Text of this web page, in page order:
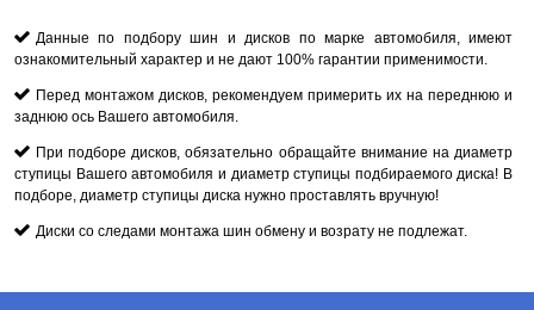
Данные по подбору шин и дисков по марке автомобиля, имеют
ознакомительный характер и не дают 100% гарантии применимости.
Перед монтажом дисков, рекомендуем примерить их на переднюю и
заднюю ось Вашего автомобиля.
При подборе дисков, обязательно обращайте внимание на диаметр
ступицы Вашего автомобиля и диаметр ступицы подбираемого диска! В
подборе, диаметр ступицы диска нужно проставлять вручную!
Диски со следами монтажа шин обмену и возрату не подлежат.